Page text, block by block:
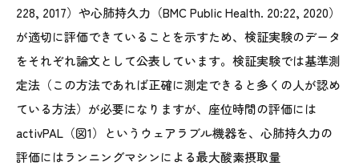
228, 2017）や心肺持久力（BMC Public Health. 20:22, 2020）
が適切に評価できていることを示すため、検証実験のデータ
をそれぞれ論文として公表しています。検証実験では基準測
定法（この方法であれば正確に測定できると多くの人が認め
ている方法）が必要になりますが、座位時間の評価には
activPAL（図1）というウェアラブル機器を、心肺持久力の
評価にはランニングマシンによる最大酸素摂取量